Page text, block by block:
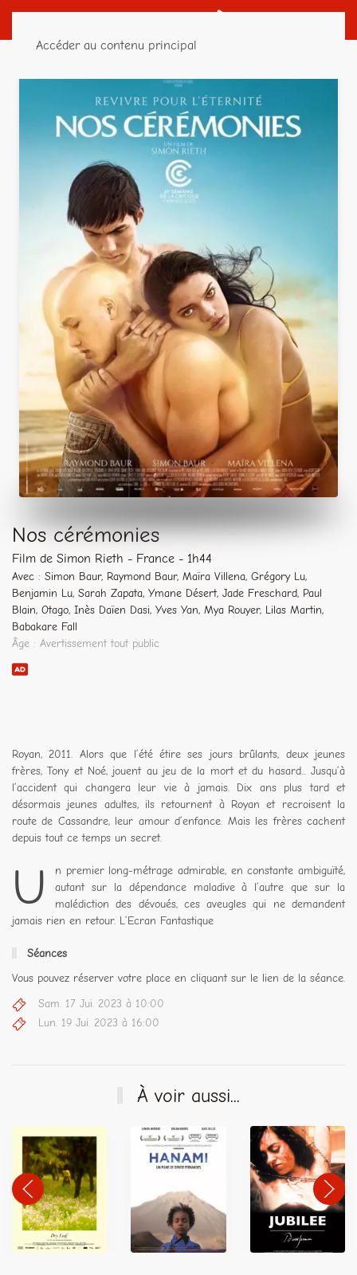
Accéder au contenu principal
Nos cérémonies
Film de Simon Rieth - France - 1h44
Avec : Simon Baur, Raymond Baur, Maïra Villena, Grégory Lu,
Benjamin Lu, Sarah Zapata, Ymane Désert, Jade Freschard, Paul
Blain, Otago, Inès Daïen Dasi, Yves Yan, Mya Rouyer, Lilas Martin,
Babakare Fall
Âge : Avertissement tout public
Royan, 2011. Alors que l’été étire ses jours brûlants, deux jeunes
frères, Tony et Noé, jouent au jeu de la mort et du hasard... Jusqu’à
l’accident qui changera leur vie à jamais. Dix ans plus tard et
désormais jeunes adultes, ils retournent à Royan et recroisent la
route de Cassandre, leur amour d’enfance. Mais les frères cachent
depuis tout ce temps un secret.
U
n premier long-métrage admirable, en constante ambiguïté,
autant sur la dépendance maladive à l’autre que sur la
malédiction des dévoués, ces aveugles qui ne demandent
jamais rien en retour. L’Ecran Fantastique
Séances
Vous pouvez réserver votre place en cliquant sur le lien de la séance.
Sam. 17 Jui. 2023 à 10:00
Lun. 19 Jui. 2023 à 16:00
À voir aussi...